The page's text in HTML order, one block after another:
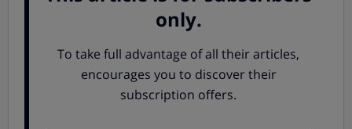
Si el fallecimiento se produjo en 2025 pero antes
de iniciarse el periodo de declaración, deben
presentarse las declaraciones de la renta y del
impuesto del patrimonio correspondientes al ejercicio